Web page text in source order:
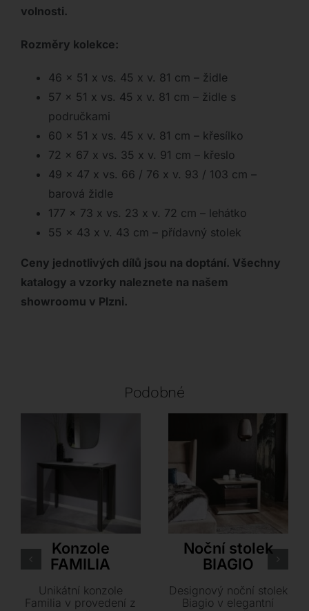
volnosti.
Rozměry kolekce:
46 x 51 x vs. 45 x v. 81 cm – židle
57 x 51 x vs. 45 x v. 81 cm – židle s
područkami
60 x 51 x vs. 45 x v. 81 cm – křesílko
72 x 67 x vs. 35 x v. 91 cm – křeslo
49 x 47 x vs. 66 / 76 x v. 93 / 103 cm –
barová židle
177 x 73 x vs. 23 x v. 72 cm – lehátko
55 x 43 x v. 43 cm – přídavný stolek
Ceny jednotlivých dílů jsou na doptání. Všechny
katalogy a vzorky naleznete na našem
showroomu v Plzni.
Podobné
Konzole
FAMILIA
Unikátní konzole
Familia v provedení z
Noční stolek
BIAGIO
Designový noční stolek
Biagio v elegantní